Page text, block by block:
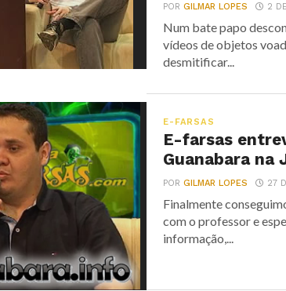
PORGILMAR LOPES 2
Num bate papo
vídeos de objetos
desmitificar...
E-FARSAS
E-farsas
Guanabara na
PORGILMAR LOPES 27
Finalmente
com o professor e
informação,...